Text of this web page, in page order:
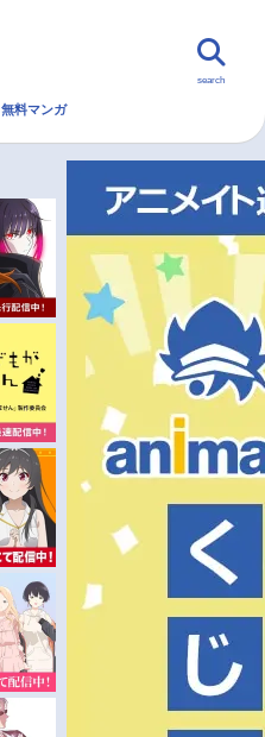
無料マンガ
search
無料マンガ